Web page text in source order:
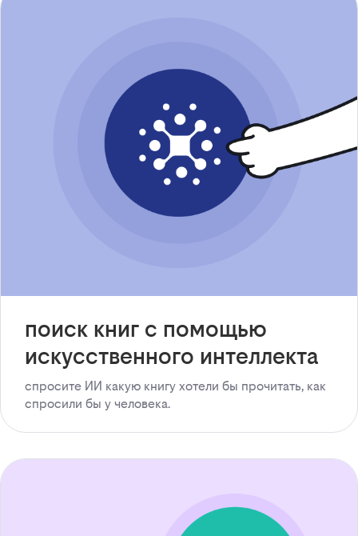
поиск книг с помощью
искусственного интеллекта
спросите ИИ какую книгу хотели бы прочитать, как
спросили бы у человека.